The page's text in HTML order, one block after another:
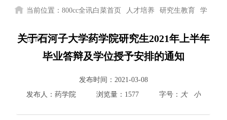
院情总览
当前位置：800cc全讯白菜首页 人才培养 研究生教育 学
位管理
关于石河子大学药学院研究生2021年上半年
毕业答辩及学位授予安排的通知
发布时间： 2021-03-08
发布人：药学院 浏览量： 1577 字号： 大 小